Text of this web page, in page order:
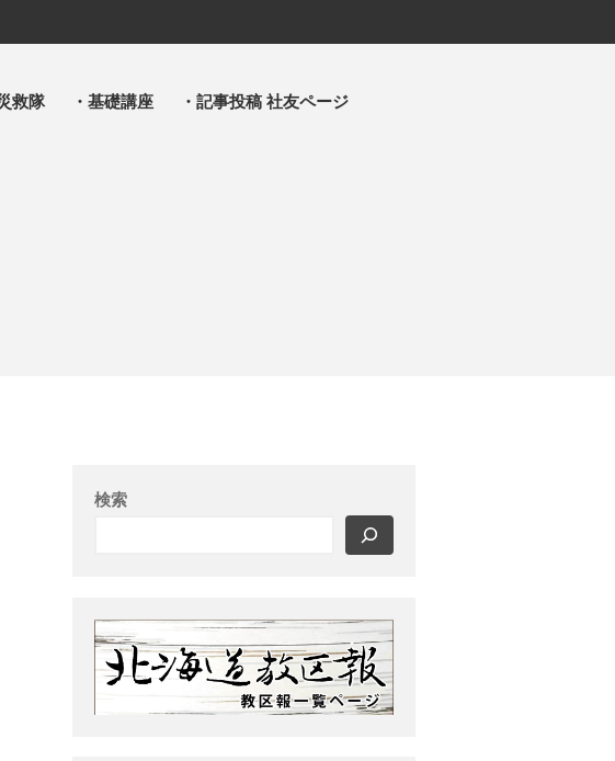
最近の投稿
ィバルに出演
天塩支部 おつとめ総会
札幌東支部・婦人会合同総会
救隊 ・基礎講座
・記事投稿 社友ページ
検索